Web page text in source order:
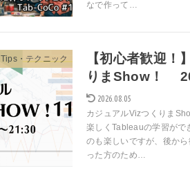
なで作って…
Tips・テクニック
【初心者歓迎！
りまShow！
2026.08.05
カジュアルVizつくりま
楽しくTableauの学習がで
のも楽しいですが、後か
った方のため…